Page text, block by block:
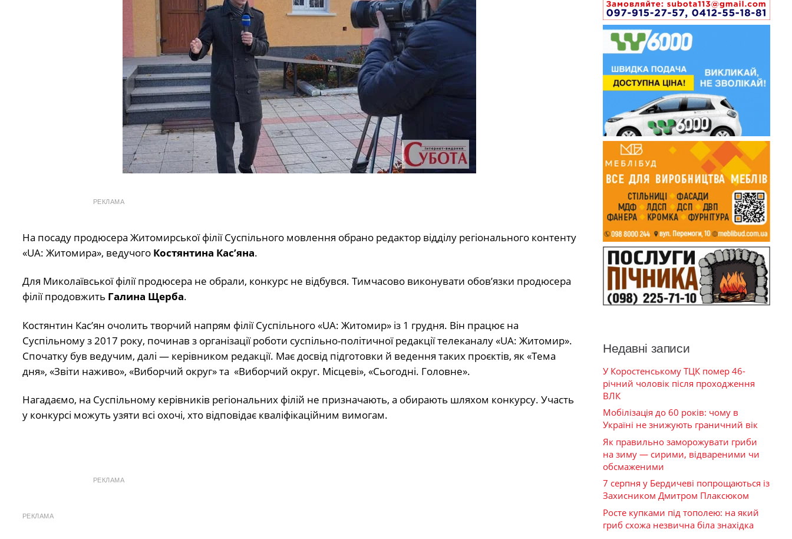
РЕКЛАМА
На посаду продюсера Житомирської філії Суспільного мовлення обрано редактор відділу регіонального контенту
«UA: Житомира», ведучого Костянтина Кас’яна.
Для Миколаївської філії продюсера не обрали, конкурс не відбувся. Тимчасово виконувати обов’язки продюсера
філії продовжить Галина Щерба.
Костянтин Кас’ян очолить творчий напрям філії Суспільного «UA: Житомир» із 1 грудня. Він працює на
Суспільному з 2017 року, починав з організації роботи суспільно-політичної редакції телеканалу «UA: Житомир».
Спочатку був ведучим, далі — керівником редакції. Має досвід підготовки й ведення таких проєктів, як «Тема
дня», «Звіти наживо», «Виборчий округ» та «Виборчий округ. Місцеві», «Сьогодні. Головне».
Нагадаємо, на Суспільному керівників регіональних філій не призначають, а обирають шляхом конкурсу. Участь
у конкурсі можуть узяти всі охочі, хто відповідає кваліфікаційним вимогам.
РЕКЛАМА
РЕКЛАМА
Недавні записи
У Коростенському ТЦК помер 46-
річний чоловік після проходження
ВЛК
Мобілізація до 60 років: чому в
Україні не знижують граничний вік
Як правильно заморожувати гриби
на зиму — сирими, відвареними чи
обсмаженими
7 серпня у Бердичеві попрощаються із
Захисником Дмитром Плаксюком
Росте купками під тополею: на який
гриб схожа незвична біла знахідка